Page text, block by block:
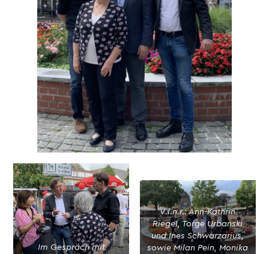
Im Gespräch mit
V.l.n.r.: Ann-Kathrin
Riegel, Torge Urbanski
und Ines Schwarzarius,
sowie Milan Pein, Monika